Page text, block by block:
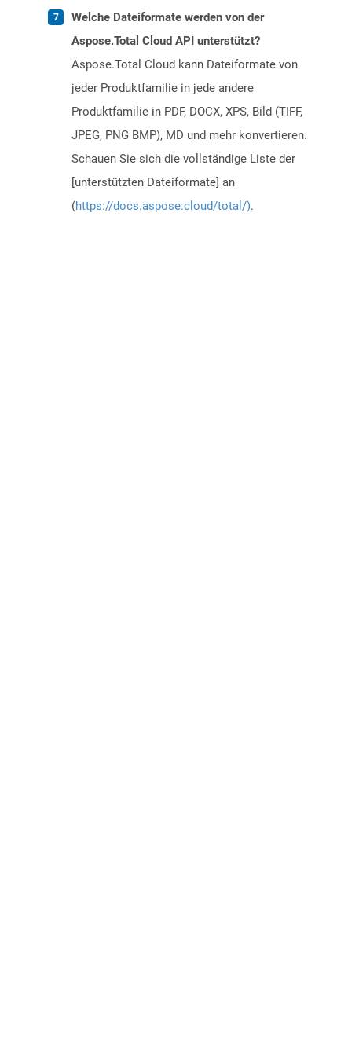
Welche Dateiformate werden von der
Aspose.Total Cloud API unterstützt?
Aspose.Total Cloud kann Dateiformate von
jeder Produktfamilie in jede andere
Produktfamilie in PDF, DOCX, XPS, Bild (TIFF,
JPEG, PNG BMP), MD und mehr konvertieren.
Schauen Sie sich die vollständige Liste der
[unterstützten Dateiformate] an
(https://docs.aspose.cloud/total/).